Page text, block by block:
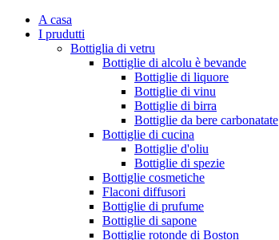
A casa
I prudutti
Bottiglia di vetru
Bottiglie di alcolu è bevande
Bottiglie di liquore
Bottiglie di vinu
Bottiglie di birra
Bottiglie da bere carbonatate
Bottiglie di cucina
Bottiglie d'oliu
Bottiglie di spezie
Bottiglie cosmetiche
Flaconi diffusori
Bottiglie di prufume
Bottiglie di sapone
Bottiglie rotonde di Boston